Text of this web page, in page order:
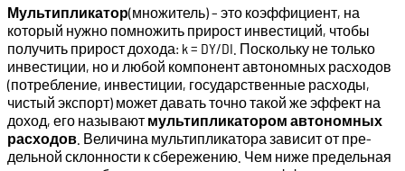
Мультипликатор(множитель) – это коэффициент, на
который нужно помножить прирост инвестиций, чтобы
получить прирост дохода: k = DY/DI. Поскольку не только
инвестиции, но и любой компонент автономных расходов
(потребление, инвестиции, государст­венные расходы,
чистый экспорт) может давать точно такой же эффект на
доход, его называют мультипликатором автономных
расходов . Величина мультипликатора зависит от пре­
дельной склонности к сбережению. Чем ниже предельная